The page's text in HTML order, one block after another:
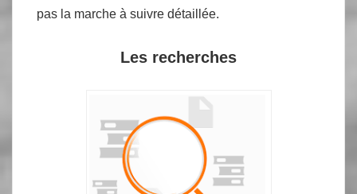
pas la marche à suivre détaillée.
Les recherches